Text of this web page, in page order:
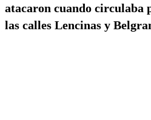
atacaron cuando circulaba
las calles Lencinas y